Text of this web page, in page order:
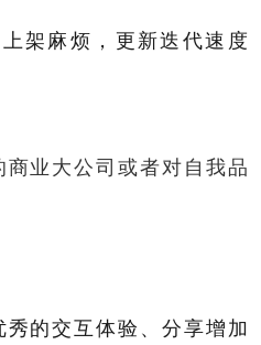
架麻烦，更新迭代速度
业大公司或者对自我品
的交互体验、分享增加